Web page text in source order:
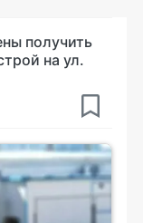
получить
на ул.